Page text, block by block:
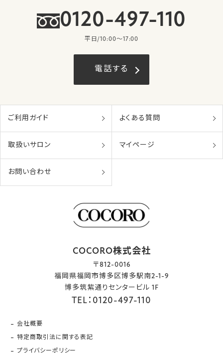
0120-497-110
平日/10:00〜17:00
電話する
ご利用ガイド よくある質問
取扱いサロン マイページ
お問い合わせ
COCORO株式会社
〒812-0016
福岡県福岡市博多区博多駅南2-1-9
博多筑紫通りセンタービル 1F
TEL：0120-497-110
会社概要
特定商取引法に関する表記
プライバシーポリシー